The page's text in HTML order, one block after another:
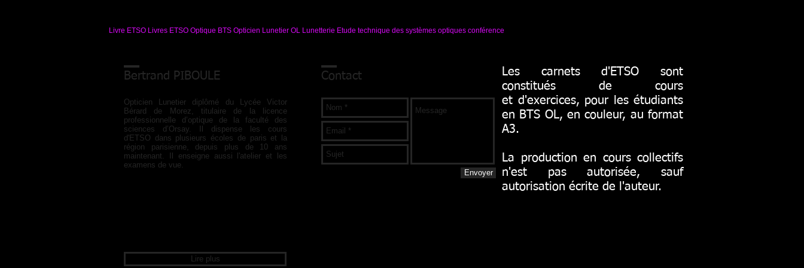
Livre ETSO Livres ETSO Optique BTS Opticien Lunetier OL Lunetterie Etude technique des systèmes optiques conférence
Bertrand PIBOULE
Opticien Lunetier diplômé du Lycée Victor
Bérard de Morez, titulaire de la licence
professionnelle d’optique de la faculté des
sciences d’Orsay. Il dispense les cours
d'ETSO dans plusieurs écoles de paris et la
région parisienne, depuis plus de 10 ans
maintenant. Il enseigne aussi l'atelier et les
examens de vue.
Lire plus
Contact
Envoyer
Les carnets d'ETSO sont
constitués de cours
et d'exercices, pour les étudiants
en BTS OL, en couleur, au format
A3.
La production en cours collectifs
n'est pas autorisée, sauf
autorisation écrite de l'auteur.